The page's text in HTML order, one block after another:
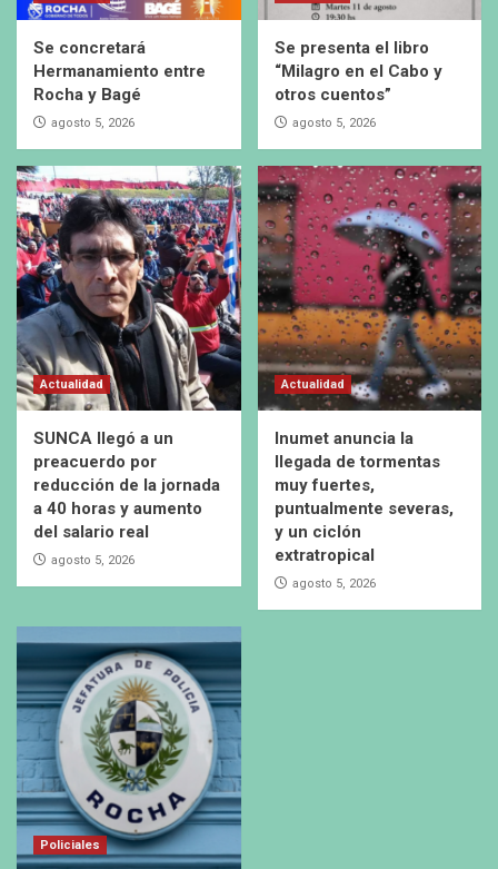
Se concretará
Hermanamiento entre
Rocha y Bagé
agosto 5, 2026
Se presenta el libro
“Milagro en el Cabo y
otros cuentos”
agosto 5, 2026
Actualidad
SUNCA llegó a un
preacuerdo por
reducción de la jornada
a 40 horas y aumento
del salario real
agosto 5, 2026
Actualidad
Inumet anuncia la
llegada de tormentas
muy fuertes,
puntualmente severas,
y un ciclón
extratropical
agosto 5, 2026
Policiales